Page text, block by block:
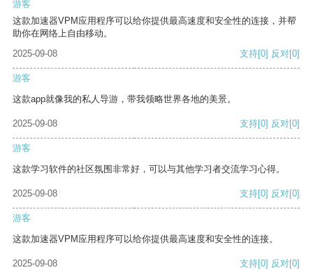
游客
这款加速器VPM应用程序可以给你提供最高速度和安全性的连接，并帮
助你在网络上自由移动。
2025-09-08
支持[0] 反对[0]
游客
这款app就像我的私人导游，带我领略世界各地的美景。
2025-09-08 支持[0] 反对[0]
游客
这款学习软件的社区氛围非常好，可以与其他学习者交流学习心得。
2025-09-08 支持[0] 反对[0]
游客
这款加速器VPM应用程序可以给你提供最高速度和安全性的连接。
2025-09-08 支持[0] 反对[0]